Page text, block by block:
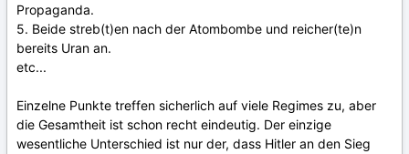
Propaganda.
5. Beide streb(t)en nach der Atombombe und reicher(te)n
bereits Uran an.
etc...
Einzelne Punkte treffen sicherlich auf viele Regimes zu, aber
die Gesamtheit ist schon recht eindeutig. Der einzige
wesentliche Unterschied ist nur der, dass Hitler an den Sieg